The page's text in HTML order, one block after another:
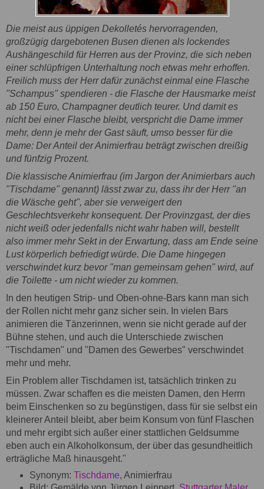
Die meist aus üppigen Dekolletés hervorragenden,
großzügig dargebotenen Busen dienen als lockendes
Aushängeschild für Herren aus der Provinz, die sich neben
einer schlüpfrigen Unterhaltung noch etwas mehr erhoffen.
Freilich muss der Herr dafür zunächst einmal eine Flasche
"Schampus" spendieren - die Flasche der Hausmarke meist
ab 150 Euro, Champagner deutlich teurer. Und damit es
nicht bei einer Flasche bleibt, verspricht die Dame immer
mehr, denn je mehr der Gast säuft, umso besser für die
Dame: Der Anteil der Animierfrau beträgt zwischen dreißig
und fünfzig Prozent.
Die klassische Animierfrau (im Jargon der Animierbars auch
"Tischdame" genannt) lässt zwar zu, dass ihr der Herr "an
die Wäsche geht", aber sie verweigert den
Geschlechtsverkehr konsequent. Der Provinzgast, der dies
nicht weiß oder jedenfalls nicht wahr haben will, bestellt
also immer mehr Sekt in der Erwartung, dass am Ende seine
Lust körperlich befriedigt würde. Die Dame hingegen
verschwindet kurz bevor "man gemeinsam gehen" wird, auf
die Toilette - um nicht wieder zu kommen.
In den heutigen Strip- und Oben-ohne-Bars kann man sich
der Rollen nicht mehr ganz sicher sein. In vielen Bars
animieren die Tänzerinnen, wenn sie nicht gerade auf der
Bühne stehen, und auch die Unterschiede zwischen
"Tischdamen" und "Damen des Gewerbes" verschwindet
mehr und mehr.
Ein Problem aller Tischdamen ist, tatsächlich trinken zu
müssen. Zwar schaffen es die meisten Damen, den Herrn
beim Einschenken so zu begünstigen, dass für sie selbst ein
kleinerer Anteil bleibt, aber beim Konsum von fünf Flaschen
und mehr ergibt sich außer einer stattlichen Geldsumme
eben auch ein Alkoholkonsum, der über das gesundheitlich
erträgliche Maß hinausgeht.''
Synonym: Tischdame, Animierfrau